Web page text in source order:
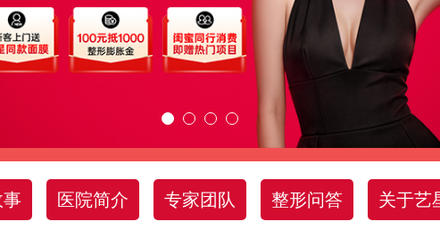
事 医院简介 专家团队 整形问答 关于艺